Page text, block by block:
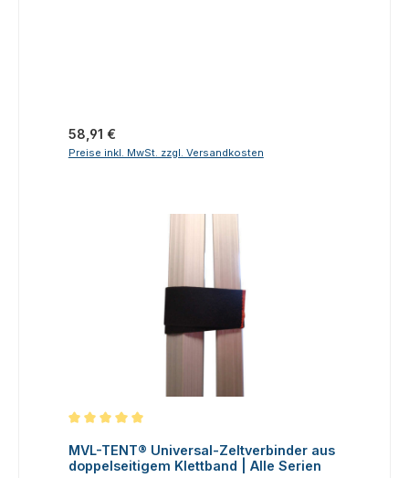
Regulärer Preis:
58,91 €
Preise inkl. MwSt. zzgl. Versandkosten
MVL-TENT® Universal-Zeltverbinder aus
doppelseitigem Klettband | Alle Serien